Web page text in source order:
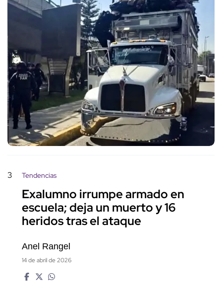
3 Tendencias
Exalumno irrumpe armado en
escuela; deja un muerto y 16
heridos tras el ataque
Anel Rangel
14 de abril de 2026